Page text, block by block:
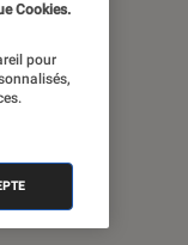
Cookies.
pour